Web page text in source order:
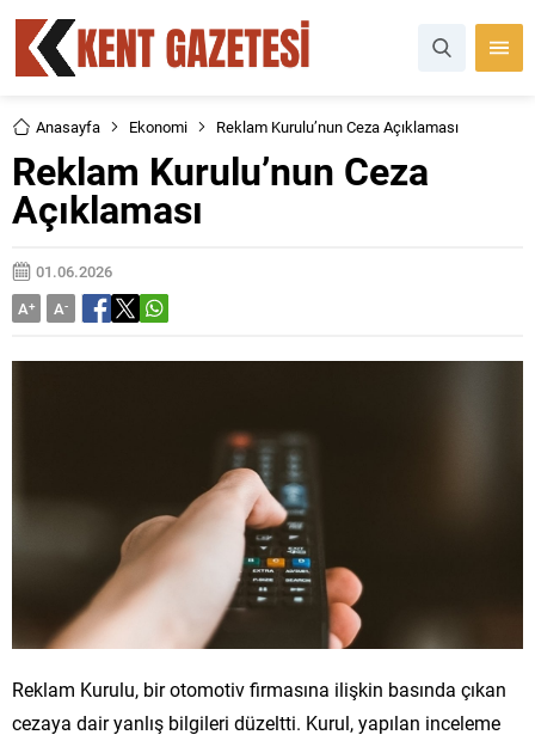
Anasayfa Ekonomi Reklam Kurulu’nun Ceza Açıklaması
Reklam Kurulu’nun Ceza
Açıklaması
01.06.2026
A+ A-
Reklam Kurulu, bir otomotiv firmasına ilişkin basında çıkan
cezaya dair yanlış bilgileri düzeltti. Kurul, yapılan inceleme